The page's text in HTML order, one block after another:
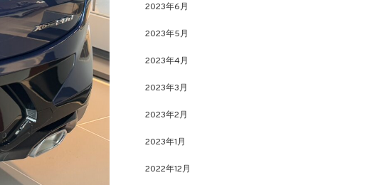
2023年6月
2023年5月
2023年4月
2023年3月
2023年2月
2023年1月
2022年12月